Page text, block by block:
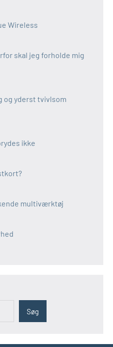
Wireless
skal jeg forholde mig
og yderst tvivlsom
ikke
multiværktøj
Søg